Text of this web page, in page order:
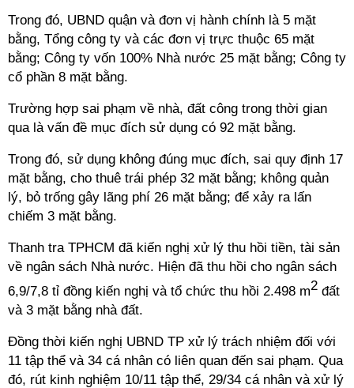
Trong đó, UBND quận và đơn vị hành chính là 5 mặt
bằng, Tổng công ty và các đơn vị trực thuộc 65 mặt
bằng; Công ty vốn 100% Nhà nước 25 mặt bằng; Công ty
cổ phần 8 mặt bằng.
Trường hợp sai phạm về nhà, đất công trong thời gian
qua là vấn đề mục đích sử dụng có 92 mặt bằng.
Trong đó, sử dụng không đúng mục đích, sai quy định 17
mặt bằng, cho thuê trái phép 32 mặt bằng; không quản
lý, bỏ trống gây lãng phí 26 mặt bằng; để xảy ra lấn
chiếm 3 mặt bằng.
Thanh tra TPHCM đã kiến nghị xử lý thu hồi tiền, tài sản
về ngân sách Nhà nước. Hiện đã thu hồi cho ngân sách
6,9/7,8 tỉ đồng kiến nghị và tổ chức thu hồi 2.498 m2 đất
và 3 mặt bằng nhà đất.
Đồng thời kiến nghị UBND TP xử lý trách nhiệm đối với
11 tập thể và 34 cá nhân có liên quan đến sai phạm. Qua
đó, rút kinh nghiệm 10/11 tập thể, 29/34 cá nhân và xử lý